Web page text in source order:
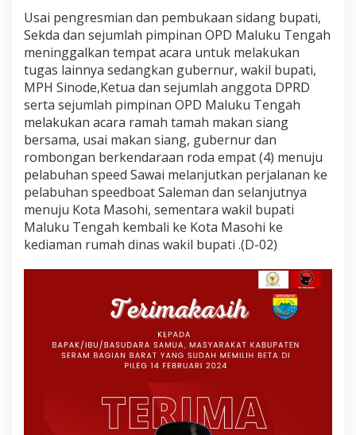
Usai pengresmian dan pembukaan sidang bupati,
Sekda dan sejumlah pimpinan OPD Maluku Tengah
meninggalkan tempat acara untuk melakukan
tugas lainnya sedangkan gubernur, wakil bupati,
MPH Sinode,Ketua dan sejumlah anggota DPRD
serta sejumlah pimpinan OPD Maluku Tengah
melakukan acara ramah tamah makan siang
bersama, usai makan siang, gubernur dan
rombongan berkendaraan roda empat (4) menuju
pelabuhan speed Sawai melanjutkan perjalanan ke
pelabuhan speedboat Saleman dan selanjutnya
menuju Kota Masohi, sementara wakil bupati
Maluku Tengah kembali ke Kota Masohi ke
kediaman rumah dinas wakil bupati .(D-02)